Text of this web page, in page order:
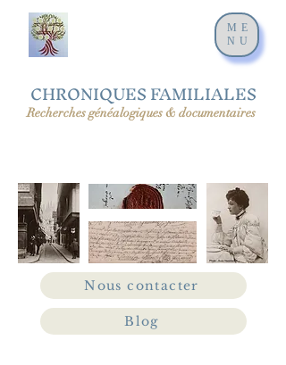
CHRONIQUES FAMILIALES
Recherches généalogiques & documentaires
Nous contacter
Blog
ME
NU